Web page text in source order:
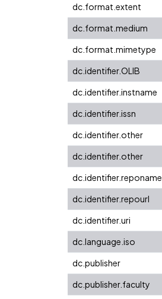
dc.format.extent
dc.format.medium
dc.format.mimetype
dc.identifier.OLIB
dc.identifier.instname
dc.identifier.issn
dc.identifier.other
dc.identifier.other
dc.identifier.reponame
dc.identifier.repourl
dc.identifier.uri
dc.language.iso
dc.publisher
dc.publisher.faculty